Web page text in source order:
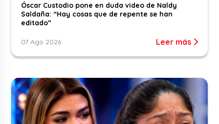
Óscar Custodio pone en duda video de Naldy
Saldaña: “Hay cosas que de repente se han
editado”
07 Ago 2026 Leer más